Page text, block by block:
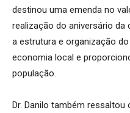
destinou uma emenda no
realização do aniversário da
a estrutura e organização
economia local e
população.
Dr. Danilo também ressaltou